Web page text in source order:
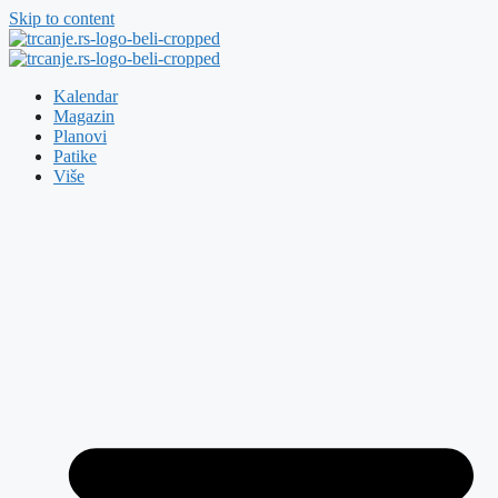
Skip to content
Kalendar
Magazin
Planovi
Patike
Više